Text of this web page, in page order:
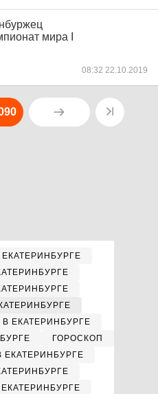
мира I
08:32 22.10.2019
ЕКАТЕРИНБУРГЕ
ГОРОСКОП
ЕКАТЕРИНБУРГЕ